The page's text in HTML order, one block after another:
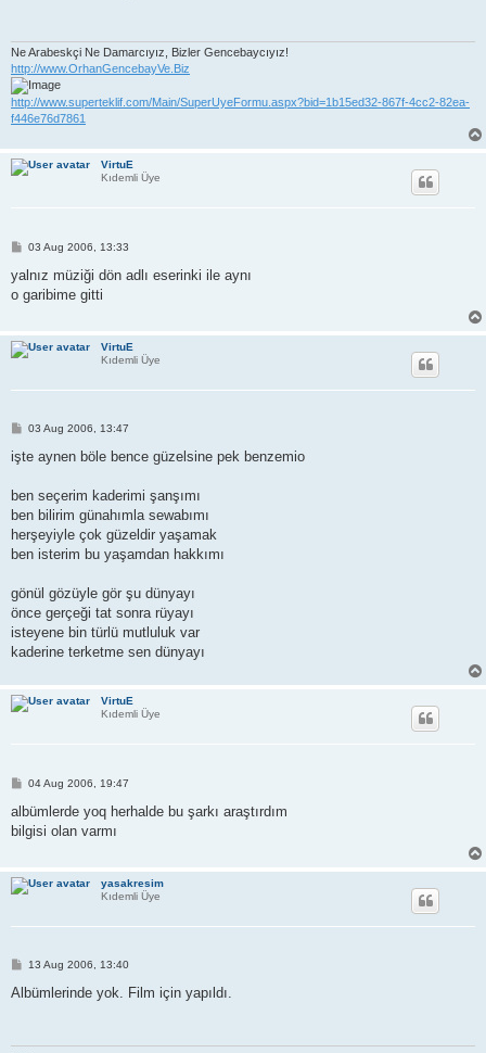
Ne Arabeskçi Ne Damarcıyız, Bizler Gencebaycıyız!
http://www.OrhanGencebayVe.Biz
http://www.superteklif.com/Main/SuperUyeFormu.aspx?bid=1b15ed32-867f-4cc2-82ea-
f446e76d7861
VirtuE
Kıdemli Üye
P
s
03 Aug 2006, 13:33
yalnız müziği dön adlı eserinki ile aynı
o garibime gitti
VirtuE
Kıdemli Üye
P
s
03 Aug 2006, 13:47
işte aynen böle bence güzelsine pek benzemio
ben seçerim kaderimi şanşımı
ben bilirim günahımla sewabımı
herşeyiyle çok güzeldir yaşamak
ben isterim bu yaşamdan hakkımı
gönül gözüyle gör şu dünyayı
önce gerçeği tat sonra rüyayı
isteyene bin türlü mutluluk var
kaderine terketme sen dünyayı
VirtuE
Kıdemli Üye
P
s
04 Aug 2006, 19:47
albümlerde yoq herhalde bu şarkı araştırdım
bilgisi olan varmı
yasakresim
Kıdemli Üye
P
s
13 Aug 2006, 13:40
Albümlerinde yok. Film için yapıldı.